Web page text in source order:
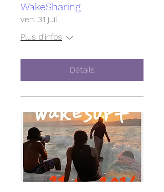
WakeSharing
ven. 31 juil.
Plus d'infos
Détails